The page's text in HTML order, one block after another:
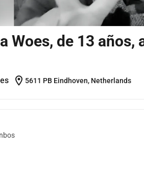
a Woes, de 13
location_on 5611 PB Eindhoven, Netherlands